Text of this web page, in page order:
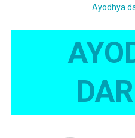
Ayodhya